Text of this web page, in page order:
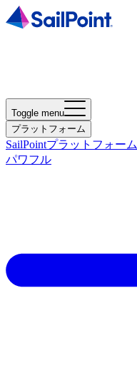
Toggle menu
プラットフォーム
SailPointプラットフォーム
パワフル